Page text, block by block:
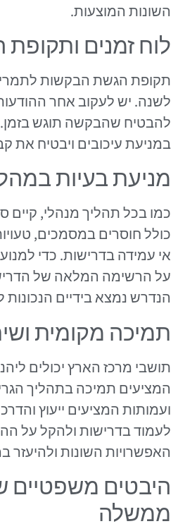
השונות המוצעות.
לוח זמנים
תקופת הגשת הבקשות
לשנה. יש לעקוב אחר
להבטיח שהבקשה תוגש בזמן.
במניעת עיכובים ויבטיח את
מניעת בעיות
כמו בכל תהליך מנהלי, קיים
כולל חוסרים במסמכים,
אי עמידה בדרישות. כדי
על הרשימה המלאה של
הנדרש נמצא בידיים
תמיכה מקומית
תושבי מרכז הארץ יכולים
המציעים תמיכה בתהליך
ועמותות המציעים ייעוץ
לעמוד בדרישות ולהקל על
האפשרויות השונות ולהיעזר
היבטים משפטיים
ממשלה